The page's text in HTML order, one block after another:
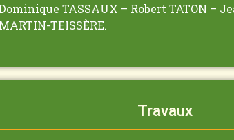
TASSAUX – Robert TATON –
MARTIN-TEISSÈRE.
Travaux